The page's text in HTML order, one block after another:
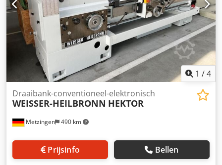
1 /4
Metzingen 490 km
Draaibank-conventioneel-elektronisch
WEISSER-HEILBRONN HEKTOR
Prijsinfo Bellen